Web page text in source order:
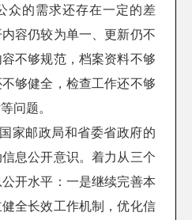
众的需求还存在一定的差
容仍较为单一、更新仍不
不够规范，档案资料不够
够健全，检查工作还不够
问题。
家邮政局和省委省政府的
息公开意识。着力从三个
开水平：一是继续完善本
全长效工作机制，优化信